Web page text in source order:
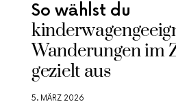
So wählst du
Wanderungen im
gezielt aus
5. MÄRZ 2026